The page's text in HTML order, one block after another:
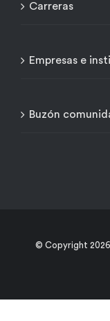
Carreras
Empresas e
Buzón
© Copyright